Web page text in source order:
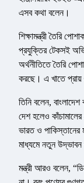
এসব কথা বলেন।
শিক্ষামন্ত্রী তৈরি
প্রযুক্তির টেকসই
অর্থনীতিতে তৈরি
করছে। এ খাতে প্রায়
তিনি বলেন,
দেশ হলেও
ভারত ও পাকিস্তানের
মাধ্যমে নতুন
মন্ত্রী আরও বলেন,